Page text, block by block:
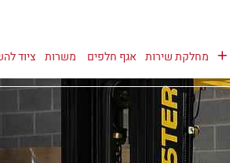
מחלקת שירות אגף חלפים משרות ציוד